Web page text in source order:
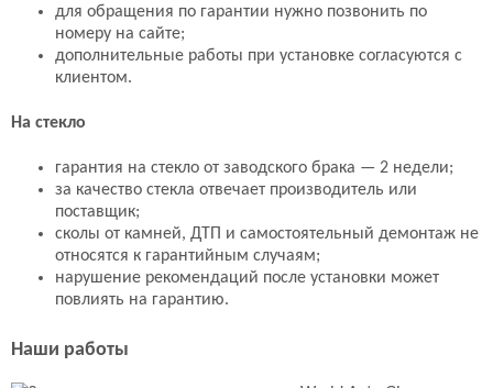
для обращения по гарантии нужно позвонить по
номеру на сайте;
дополнительные работы при установке согласуются с
клиентом.
На стекло
гарантия на стекло от заводского брака — 2 недели;
за качество стекла отвечает производитель или
поставщик;
сколы от камней, ДТП и самостоятельный демонтаж не
относятся к гарантийным случаям;
нарушение рекомендаций после установки может
повлиять на гарантию.
Наши работы